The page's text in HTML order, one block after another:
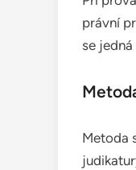
právní
se
Metoda